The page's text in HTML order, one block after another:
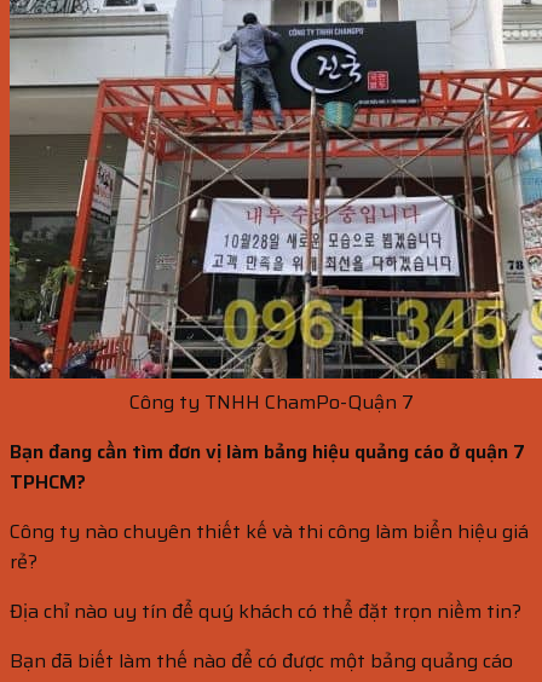
Công ty TNHH ChamPo-Quận 7
Bạn đang cần tìm đơn vị làm bảng hiệu quảng cáo ở quận 7
TPHCM?
Công ty nào chuyên thiết kế và thi công làm biển hiệu giá
rẻ?
Địa chỉ nào uy tín để quý khách có thể đặt trọn niềm tin?
Bạn đã biết làm thế nào để có được một bảng quảng cáo